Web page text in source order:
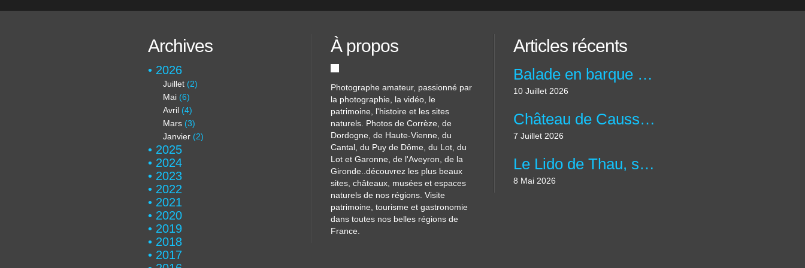
Archives
2026
Juillet (2)
Mai (6)
Avril (4)
Mars (3)
Janvier (2)
2025
2024
2023
2022
2021
2020
2019
2018
2017
À propos
Photographe amateur, passionné par
la photographie, la vidéo, le
patrimoine, l'histoire et les sites
naturels. Photos de Corrèze, de
Dordogne, de Haute-Vienne, du
Cantal, du Puy de Dôme, du Lot, du
Lot et Garonne, de l'Aveyron, de la
Gironde..découvrez les plus beaux
sites, châteaux, musées et espaces
naturels de nos régions. Visite
patrimoine, tourisme et gastronomie
dans toutes nos belles régions de
France.
Articles récents
Balade en barque au Moulin de la maison de la Dronne à Montagrier en Dordogne.
10 Juillet 2026
Château de Caussade à Trélissac en forêt de Lanmary.
7 Juillet 2026
Le Lido de Thau, site des salins et plus grande lagune d'Occitanie.
8 Mai 2026